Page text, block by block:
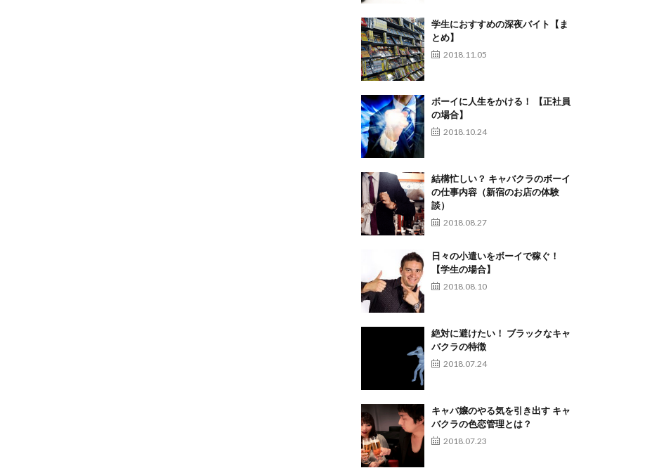
学生におすすめの深夜バイト【ま
とめ】
2018.11.05
ボーイに人生をかける！ 【正社員
の場合】
2018.10.24
結構忙しい？ キャバクラのボーイ
の仕事内容（新宿のお店の体験
談）
2018.08.27
日々の小遣いをボーイで稼ぐ！
【学生の場合】
2018.08.10
絶対に避けたい！ ブラックなキャ
バクラの特徴
2018.07.24
キャバ嬢のやる気を引き出す キャ
バクラの色恋管理とは？
2018.07.23